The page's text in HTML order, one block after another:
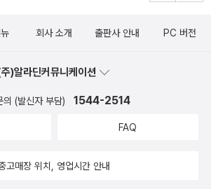
회사 소개 출판사 안내 PC 버전
)알라딘커뮤니케이션
의 (발신자 부담) 1544-2514
FAQ
고매장 위치, 영업시간 안내